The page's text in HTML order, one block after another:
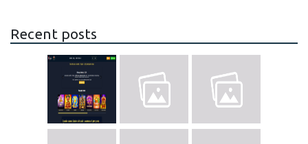
Recent posts